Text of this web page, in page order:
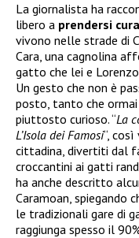
La giornalista ha
libero a prendersi
vivono nelle strade di
Cara, una cagnolina
gatto che lei e
Un gesto che non è
posto, tanto che
piuttosto curioso. “La
L’Isola dei Famosi“,
cittadina, divertiti dal
croccantini ai gatti
ha anche descritto
Caramoan, spiegando
le tradizionali gare di
raggiunga spesso il